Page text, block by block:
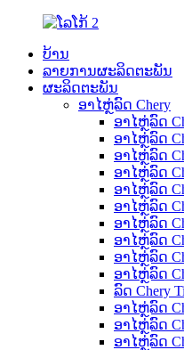
ບ້ານ
ລາຍການຜະລິດຕະພັນ
ຜະລິດຕະພັນ
ອາໄຫຼ່ລົດ Chery
ອາໄຫຼ່ລົດ
ອາໄຫຼ່ລົດ
ອາໄຫຼ່ລົດ
ອາໄຫຼ່ລົດ
ອາໄຫຼ່ລົດ
ອາໄຫຼ່ລົດ
ອາໄຫຼ່ລົດ
ອາໄຫຼ່ລົດ
ອາໄຫຼ່ລົດ
ອາໄຫຼ່ລົດ
ລົດ Chery
ອາໄຫຼ່ລົດ
ອາໄຫຼ່ລົດ
ອາໄຫຼ່ລົດ